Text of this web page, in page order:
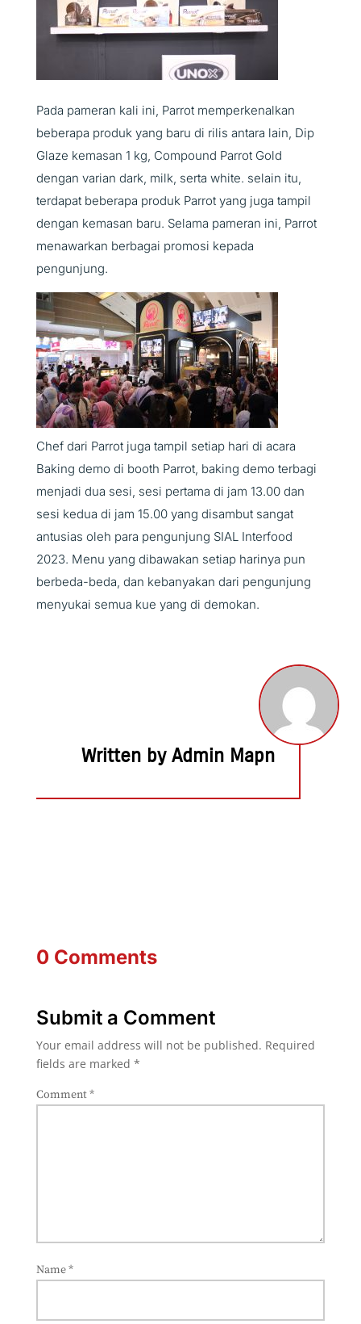
Pada pameran kali ini, Parrot memperkenalkan
beberapa produk yang baru di rilis antara lain, Dip
Glaze kemasan 1 kg, Compound Parrot Gold
dengan varian dark, milk, serta white. selain itu,
terdapat beberapa produk Parrot yang juga tampil
dengan kemasan baru. Selama pameran ini, Parrot
menawarkan berbagai promosi kepada
pengunjung.
Chef dari Parrot juga tampil setiap hari di acara
Baking demo di booth Parrot, baking demo terbagi
menjadi dua sesi, sesi pertama di jam 13.00 dan
sesi kedua di jam 15.00 yang disambut sangat
antusias oleh para pengunjung SIAL Interfood
2023. Menu yang dibawakan setiap harinya pun
berbeda-beda, dan kebanyakan dari pengunjung
menyukai semua kue yang di demokan.
Written by Admin Mapn
0 Comments
Submit a Comment
Your email address will not be published. Required
fields are marked *
Comment*
Name*